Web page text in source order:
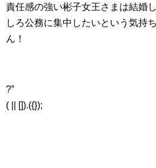
責任感の強い彬子女王さまは結婚
しろ公務に集中したいという気持
ん！
?”
( || []).({});